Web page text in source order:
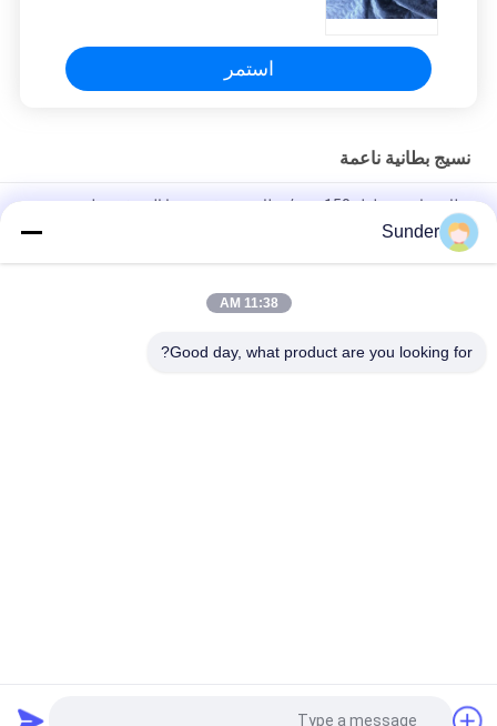
استمر
نسيج بطانية ناعمة
بطانية ناعمة بطول 150 سم / بطانية صوف شيربا الصوفية بطبقة من
قماش الزيتون الأخضر
فحص بطانية الصوف المرجانية الناعمة النسيج / 530GSM مادة البطانية
Sunder
11:38 AM
Good day, what product are you looking for?